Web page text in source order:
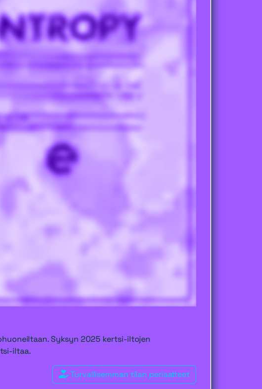
Syksyn 2025 kertsi-iltojen
iltaa.
Turvallisemman tilan periaatteet